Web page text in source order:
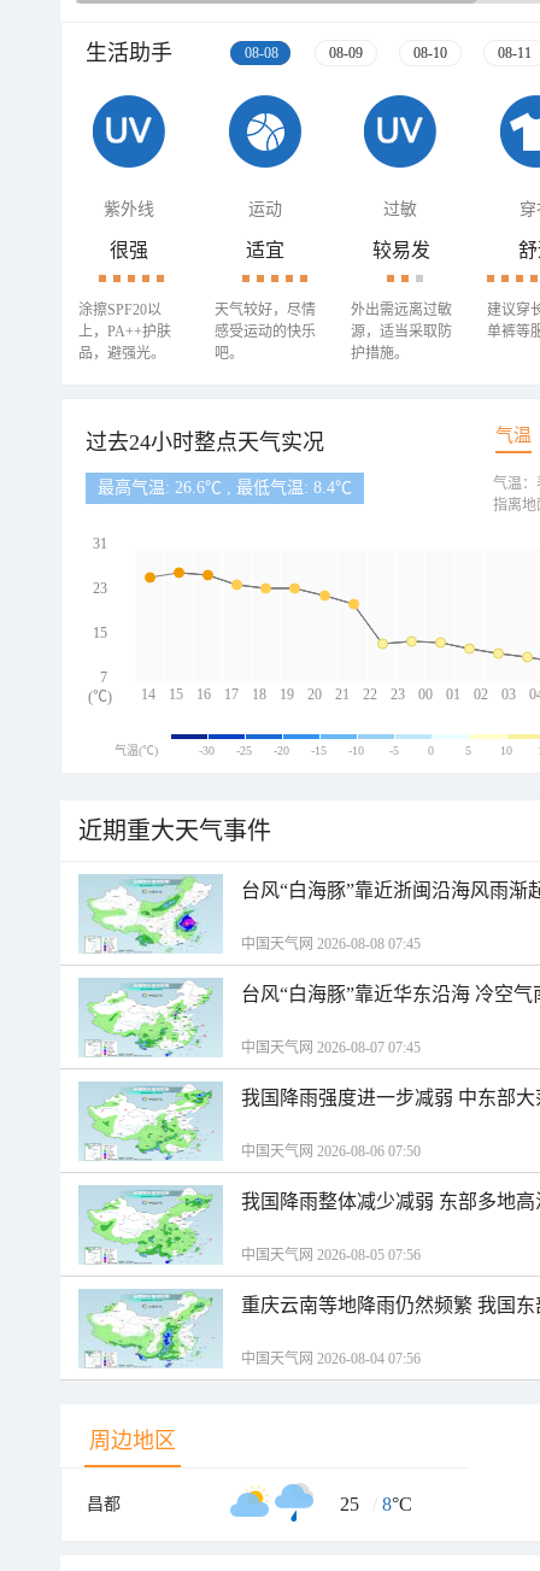
生活助手 08-08 08-09 08-10 08-11
紫外线 运动 过敏 穿
很强
涂擦SPF20以
上，PA++护肤
品，避强光。
适宜
天气较好，尽情
感受运动的快乐
吧。
较易发
外出需远离过敏
源，适当采取防
护措施。
建议穿
单裤等
过去24小时整点天气实况 气温
最高气温: 26.6℃ , 最低气温: 8.4℃
14 15 16 17 18 19 20 21 22 23 00 01 02 03
31
23
15
7
(℃)
气温：
指离地
气温(℃) -30 -25 -20 -15 -10 -5 0 5 10
近期重大天气事件
台风“白海豚”靠近浙闽沿海风雨渐
中国天气网 2026-08-08 07:45
台风“白海豚”靠近华东沿海 冷空
中国天气网 2026-08-07 07:45
我国降雨强度进一步减弱 中东部
中国天气网 2026-08-06 07:50
我国降雨整体减少减弱 东部多地
中国天气网 2026-08-05 07:56
重庆云南等地降雨仍然频繁 我国
中国天气网 2026-08-04 07:56
周边地区
昌都 25 / 8°C